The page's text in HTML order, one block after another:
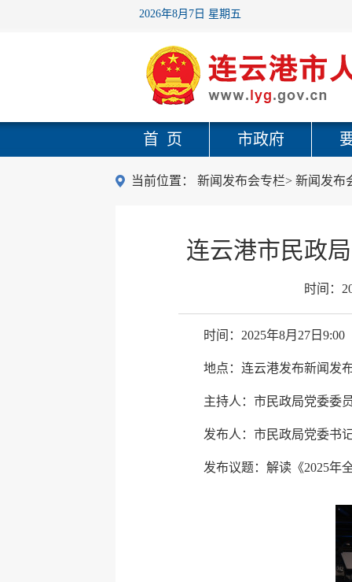
2026年8月7日 星期五
首 页 市政府
当前位置： 新闻发布会专栏> 新闻发布
连云港市民政
时间：
时间：2025年8月27日9:00
地点：连云港发布新闻发
主持人：市民政局党委委
发布人：市民政局党委书
发布议题：解读《2025年